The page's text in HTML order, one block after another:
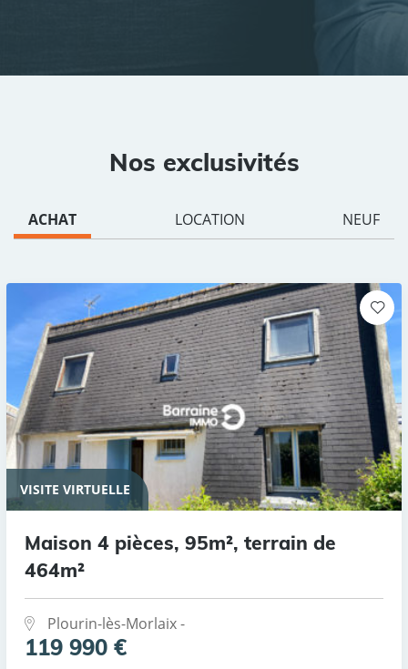
Nos exclusivités
ACHAT LOCATION NEUF
VISITE VIRTUELLE
Maison 4 pièces, 95m², terrain de
464m²
Plourin-lès-Morlaix -
119 990 €